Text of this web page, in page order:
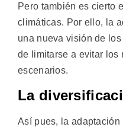
Pero también es cierto
climáticas. Por ello, la
una nueva visión de
de limitarse a evitar los
escenarios.
La
Así pues, la adaptación